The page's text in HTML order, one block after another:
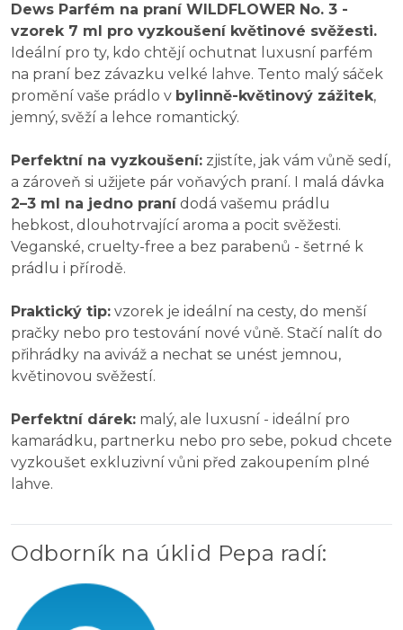
Dews Parfém na praní WILDFLOWER No. 3 -
vzorek 7 ml pro vyzkoušení květinové svěžesti.
Ideální pro ty, kdo chtějí ochutnat luxusní parfém
na praní bez závazku velké lahve. Tento malý sáček
promění vaše prádlo v bylinně-květinový zážitek,
jemný, svěží a lehce romantický.
Perfektní na vyzkoušení: zjistíte, jak vám vůně sedí,
a zároveň si užijete pár voňavých praní. I malá dávka
2–3 ml na jedno pranídodá vašemu prádlu
hebkost, dlouhotrvající aroma a pocit svěžesti.
Veganské, cruelty-free a bez parabenů - šetrné k
prádlu i přírodě.
Praktický tip: vzorek je ideální na cesty, do menší
pračky nebo pro testování nové vůně. Stačí nalít do
přihrádky na aviváž a nechat se unést jemnou,
květinovou svěžestí.
Perfektní dárek: malý, ale luxusní - ideální pro
kamarádku, partnerku nebo pro sebe, pokud chcete
vyzkoušet exkluzivní vůni před zakoupením plné
lahve.
Odborník na úklid Pepa radí: